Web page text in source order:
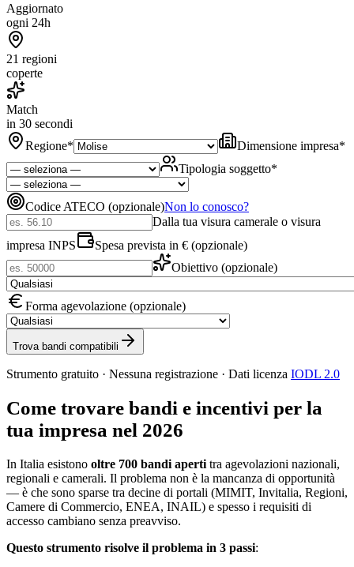
Aggiornato
ogni 24h
21 regioni
coperte
Match
in 30 secondi
Regione* Dimensione impresa*
Tipologia soggetto*
Codice ATECO (opzionale)Non lo conosco?
Dalla tua visura camerale o visura
impresa INPS
Spesa prevista in € (opzionale)
Obiettivo (opzionale)
Forma agevolazione (opzionale)
Trova bandi compatibili
Strumento gratuito · Nessuna registrazione · Dati licenza IODL 2.0
Come trovare bandi e incentivi per la
tua impresa nel 2026
In Italia esistono oltre 700 bandi aperti tra agevolazioni nazionali,
regionali e camerali. Il problema non è la mancanza di opportunità
— è che sono sparse tra decine di portali (MIMIT, Invitalia, Regioni,
Camere di Commercio, ENEA, INAIL) e spesso i requisiti di
accesso cambiano senza preavviso.
Questo strumento risolve il problema in 3 passi: